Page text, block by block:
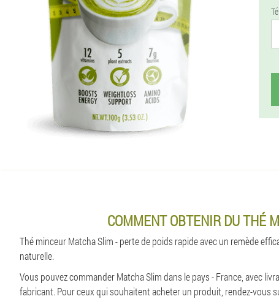
COMMENT OBTENIR DU THÉ
Thé minceur Matcha Slim - perte de poids rapide avec un remède
naturelle.
Vous pouvez commander Matcha Slim dans le pays - France, avec
fabricant. Pour ceux qui souhaitent acheter un produit, rendez-vous